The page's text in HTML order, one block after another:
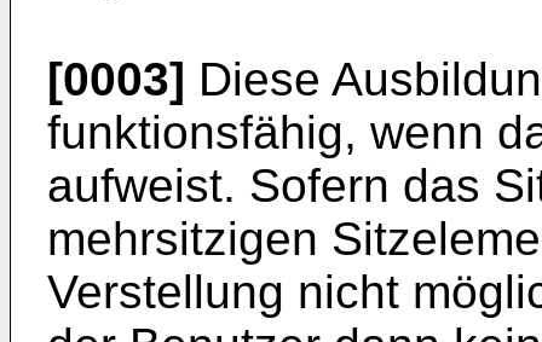
[0003] Diese
funktionsfähig, wenn
aufweist. Sofern das
mehrsitzigen
Verstellung nicht